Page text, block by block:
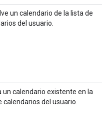
un calendario de la lista de
del usuario.
un calendario existente en la
calendarios del usuario.